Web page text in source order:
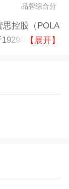
品牌综合分
控股（POLA
年日本，
85%
【展开】